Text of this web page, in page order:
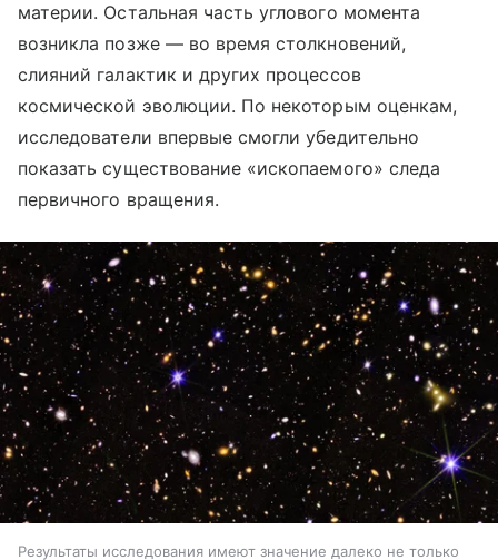
материи. Остальная часть углового момента
возникла позже — во время столкновений,
слияний галактик и других процессов
космической эволюции. По некоторым оценкам,
исследователи впервые смогли убедительно
показать существование «ископаемого» следа
первичного вращения.
Результаты исследования имеют значение далеко не только